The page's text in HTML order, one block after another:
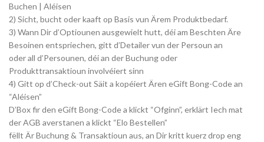
Buchen | Aléisen
2) Sicht, bucht oder kaaft op Basis vun Ärem Produktbedarf.
3) Wann Dir d’Optiounen ausgewielt hutt, déi am Beschten Äre
Besoinen entspriechen, gitt d’Detailer vun der Persoun an
oder all d’Persounen, déi an der Buchung oder
Produkttransaktioun involvéiert sinn
4) Gitt op d’Check-out Säit a kopéiert Ären eGift Bong-Code an
“Aléisen”
D’Box fir den eGift Bong-Code a klickt “Ofginn”, erklärt Iech mat
der AGB averstanen a klickt “Elo Bestellen”
fëllt Är Buchung & Transaktioun aus, an Dir kritt kuerz drop eng